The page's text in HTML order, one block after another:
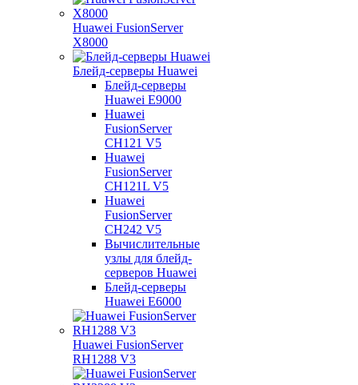
Huawei FusionServer
X8000
Блейд-серверы Huawei
Блейд-серверы
Huawei E9000
Huawei
FusionServer
CH121 V5
Huawei
FusionServer
CH121L V5
Huawei
FusionServer
CH242 V5
Вычислительные
узлы для блейд-
серверов Huawei
Блейд-серверы
Huawei E6000
Huawei FusionServer
RH1288 V3